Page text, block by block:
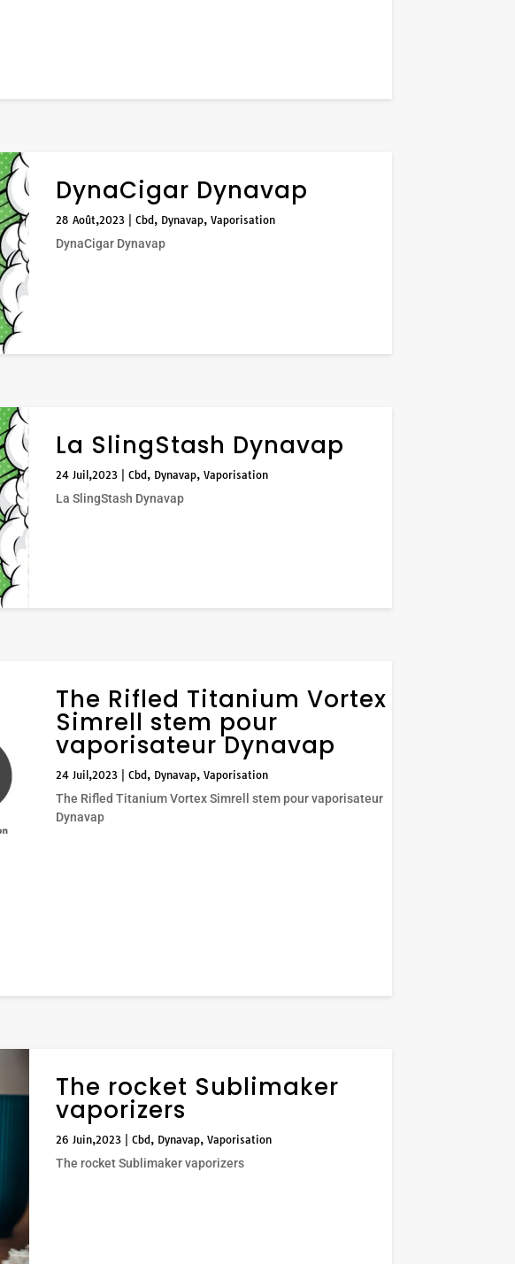
DynaCigar Dynavap
28 Août,2023| Cbd, Dynavap, Vaporisation
DynaCigar Dynavap
La SlingStash Dynavap
24 Juil,2023| Cbd, Dynavap, Vaporisation
La SlingStash Dynavap
The Rifled Titanium Vortex
Simrell stem pour
vaporisateur Dynavap
24 Juil,2023| Cbd, Dynavap, Vaporisation
The Rifled Titanium Vortex Simrell stem pour vaporisateur
Dynavap
The rocket Sublimaker
vaporizers
26 Juin,2023| Cbd, Dynavap, Vaporisation
The rocket Sublimaker vaporizers